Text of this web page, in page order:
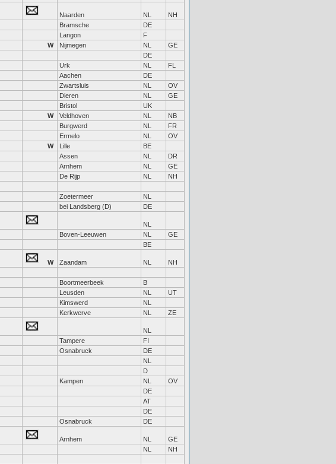
Naarden NL
NH
Bramsche
DE
Langon
F
W Nijmegen NL
GE
DE
Urk NL
FL
Aachen
DE
Zwartsluis NL
OV
Dieren NL
GE
Bristol
UK
W Veldhoven NL
NB
Burgwerd NL
FR
Ermelo NL
OV
W Lille
BE
Assen NL
DR
Arnhem NL
GE
De Rijp NL
NH
Zoetermeer
NL
bei Landsberg (D) DE
NL
Boven-Leeuwen NL
GE
BE
W Zaandam NL
NH
Boortmeerbeek
B
Leusden NL
UT
Kimswerd
NL
Kerkwerve NL ZE
NL
Tampere
FI
Osnabruck
DE
NL
D
Kampen NL
OV
DE
AT
DE
Osnabruck DE
Arnhem NL
GE
NL
NH